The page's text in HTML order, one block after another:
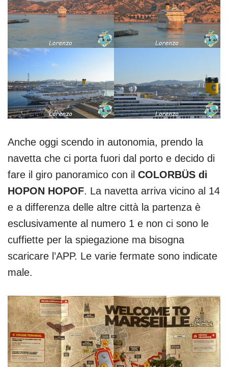
Anche oggi scendo in autonomia, prendo la
navetta che ci porta fuori dal porto e decido di
fare il giro panoramico con il COLORBÜS di
HOPON HOPOF. La navetta arriva vicino al 14
e a differenza delle altre città la partenza è
esclusivamente al numero 1 e non ci sono le
cuffiette per la spiegazione ma bisogna
scaricare l’APP. Le varie fermate sono indicate
male.